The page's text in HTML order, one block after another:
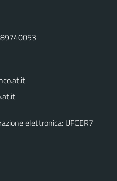
elettronica: UFCER7